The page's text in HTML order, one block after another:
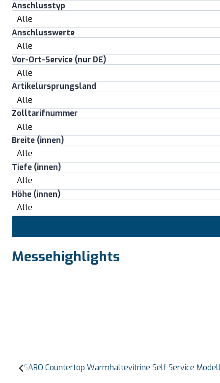
Anschlusstyp
Anschlusswerte
Vor-Ort-Service (nur DE)
Artikelursprungsland
Zolltarifnummer
Breite (innen)
Tiefe (innen)
Höhe (innen)
Messehighlights
SARO Countertop Warmhaltevitrine Self Service